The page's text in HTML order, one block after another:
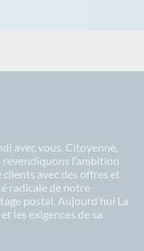
avec vous. Citoyenne,
l’ambition
clients avec des offres et
radicale de notre
postal. Aujourd’hui La
les exigences de sa